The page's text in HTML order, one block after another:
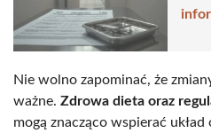
Nie wolno zapominać, że
ważne. Zdrowa dieta oraz
mogą znacząco wspierać